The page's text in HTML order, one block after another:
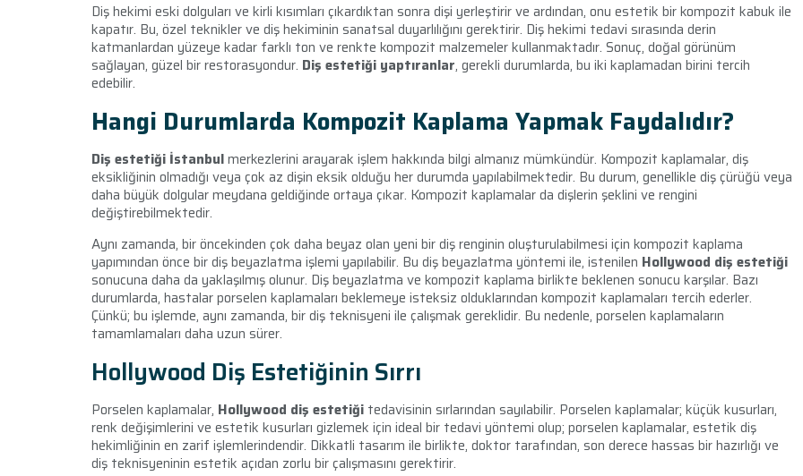
Diş hekimi eski dolguları ve kirli kısımları çıkardıktan sonra dişi yerleştirir ve ardından, onu estetik bir kompozit kabuk ile
kapatır. Bu, özel teknikler ve diş hekiminin sanatsal duyarlılığını gerektirir. Diş hekimi tedavi sırasında derin
katmanlardan yüzeye kadar farklı ton ve renkte kompozit malzemeler kullanmaktadır. Sonuç, doğal görünüm
sağlayan, güzel bir restorasyondur. Diş estetiği yaptıranlar, gerekli durumlarda, bu iki kaplamadan birini tercih
edebilir.
Hangi Durumlarda Kompozit Kaplama Yapmak Faydalıdır?
Diş estetiği İstanbulmerkezlerini arayarak işlem hakkında bilgi almanız mümkündür. Kompozit kaplamalar, diş
eksikliğinin olmadığı veya çok az dişin eksik olduğu her durumda yapılabilmektedir. Bu durum, genellikle diş çürüğü veya
daha büyük dolgular meydana geldiğinde ortaya çıkar. Kompozit kaplamalar da dişlerin şeklini ve rengini
değiştirebilmektedir.
Aynı zamanda, bir öncekinden çok daha beyaz olan yeni bir diş renginin oluşturulabilmesi için kompozit kaplama
yapımından önce bir diş beyazlatma işlemi yapılabilir. Bu diş beyazlatma yöntemi ile, istenilen Hollywood diş estetiği
sonucuna daha da yaklaşılmış olunur. Diş beyazlatma ve kompozit kaplama birlikte beklenen sonucu karşılar. Bazı
durumlarda, hastalar porselen kaplamaları beklemeye isteksiz olduklarından kompozit kaplamaları tercih ederler.
Çünkü; bu işlemde, aynı zamanda, bir diş teknisyeni ile çalışmak gereklidir. Bu nedenle, porselen kaplamaların
tamamlamaları daha uzun sürer.
Hollywood Diş Estetiğinin Sırrı
Porselen kaplamalar, Hollywood diş estetiği tedavisinin sırlarından sayılabilir. Porselen kaplamalar; küçük kusurları,
renk değişimlerini ve estetik kusurları gizlemek için ideal bir tedavi yöntemi olup; porselen kaplamalar, estetik diş
hekimliğinin en zarif işlemlerindendir. Dikkatli tasarım ile birlikte, doktor tarafından, son derece hassas bir hazırlığı ve
diş teknisyeninin estetik açıdan zorlu bir çalışmasını gerektirir.